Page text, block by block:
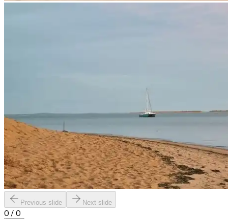
Previous slide Next slide
0 / 0